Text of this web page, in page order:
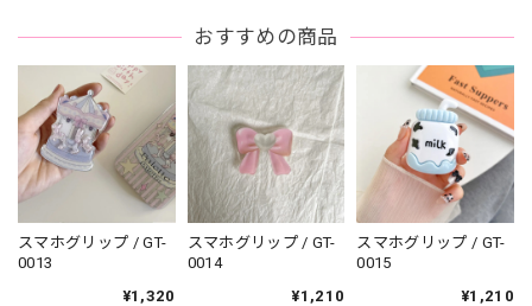
おすすめの商品
スマホグリップ / GT-
0013
¥1,320
スマホグリップ / GT-
0014
¥1,210
スマホグリップ / GT-
0015
¥1,210